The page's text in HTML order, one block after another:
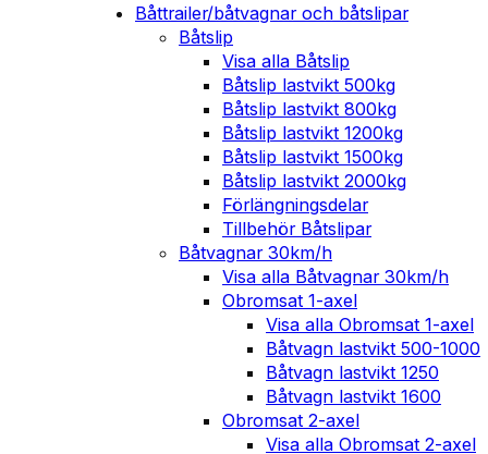
Båttrailer/båtvagnar och båtslipar
Båtslip
Visa alla Båtslip
Båtslip lastvikt 500kg
Båtslip lastvikt 800kg
Båtslip lastvikt 1200kg
Båtslip lastvikt 1500kg
Båtslip lastvikt 2000kg
Förlängningsdelar
Tillbehör Båtslipar
Båtvagnar 30km/h
Visa alla Båtvagnar 30km/h
Obromsat 1-axel
Visa alla Obromsat 1-axel
Båtvagn lastvikt 500-1000
Båtvagn lastvikt 1250
Båtvagn lastvikt 1600
Obromsat 2-axel
Visa alla Obromsat 2-axel